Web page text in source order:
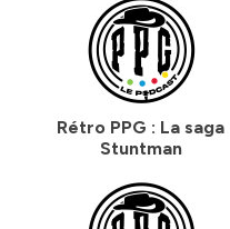
Rétro PPG : La saga
Stuntman